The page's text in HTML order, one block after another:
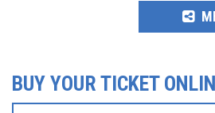
BUY YOUR TICKET